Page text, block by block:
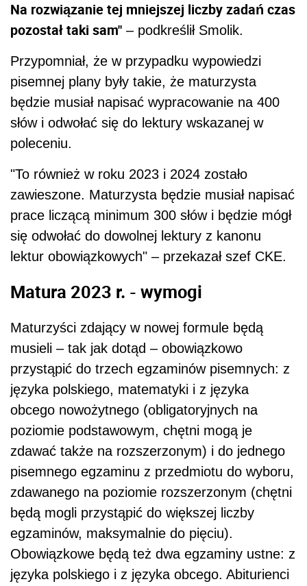
Na rozwiązanie tej mniejszej liczby zadań czas
pozostał taki sam" – podkreślił Smolik.
Przypomniał, że w przypadku wypowiedzi
pisemnej plany były takie, że maturzysta
będzie musiał napisać wypracowanie na 400
słów i odwołać się do lektury wskazanej w
poleceniu.
"To również w roku 2023 i 2024 zostało
zawieszone. Maturzysta będzie musiał napisać
prace liczącą minimum 300 słów i będzie mógł
się odwołać do dowolnej lektury z kanonu
lektur obowiązkowych" – przekazał szef CKE.
Matura 2023 r. - wymogi
Maturzyści zdający w nowej formule będą
musieli – tak jak dotąd – obowiązkowo
przystąpić do trzech egzaminów pisemnych: z
języka polskiego, matematyki i z języka
obcego nowożytnego (obligatoryjnych na
poziomie podstawowym, chętni mogą je
zdawać także na rozszerzonym) i do jednego
pisemnego egzaminu z przedmiotu do wyboru,
zdawanego na poziomie rozszerzonym (chętni
będą mogli przystąpić do większej liczby
egzaminów, maksymalnie do pięciu).
Obowiązkowe będą też dwa egzaminy ustne: z
języka polskiego i z języka obcego. Abiturienci